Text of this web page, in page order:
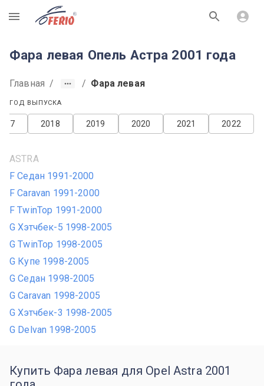
R
Фара левая Опель Астра 2001 года
Главная / / Фара левая
ГОД ВЫПУСКА
2022
2021
2020
2019
2018
ASTRA
F Седан 1991-2000
F Caravan 1991-2000
F TwinTop 1991-2000
G Хэтчбек-5 1998-2005
G TwinTop 1998-2005
G Купе 1998-2005
G Седан 1998-2005
G Caravan 1998-2005
G Хэтчбек-3 1998-2005
G Delvan 1998-2005
Купить Фара левая для Opel Astra 2001